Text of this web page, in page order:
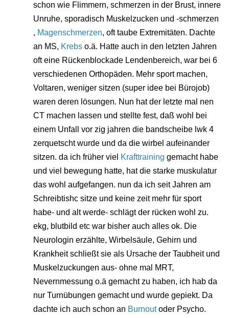
schon wie Flimmern, schmerzen in der Brust, innere
Unruhe, sporadisch Muskelzucken und -schmerzen
, Magenschmerzen, oft taube Extremitäten. Dachte
an MS, Krebs o.ä. Hatte auch in den letzten Jahren
oft eine Rückenblockade Lendenbereich, war bei 6
verschiedenen Orthopäden. Mehr sport machen,
Voltaren, weniger sitzen (super idee bei Bürojob)
waren deren lösungen. Nun hat der letzte mal nen
CT machen lassen und stellte fest, daß wohl bei
einem Unfall vor zig jahren die bandscheibe lwk 4
zerquetscht wurde und da die wirbel aufeinander
sitzen. da ich früher viel Krafttraining gemacht habe
und viel bewegung hatte, hat die starke muskulatur
das wohl aufgefangen. nun da ich seit Jahren am
Schreibtishc sitze und keine zeit mehr für sport
habe- und alt werde- schlägt der rücken wohl zu.
ekg, blutbild etc war bisher auch alles ok. Die
Neurologin erzählte, Wirbelsäule, Gehirn und
Krankheit schließt sie als Ursache der Taubheit und
Muskelzuckungen aus- ohne mal MRT,
Nevernmessung o.ä gemacht zu haben, ich hab da
nur Turnübungen gemacht und wurde gepiekt. Da
dachte ich auch schon an Burnoutoder Psycho.